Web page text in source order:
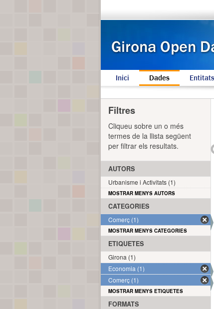
Inici Dades
Filtres
Cliqueu sobre un o més
termes de la llista següent
per filtrar els resultats.
AUTORS
Urbanisme i Activitats (1)
MOSTRAR MENYS AUTORS
CATEGORIES
Comerç (1)
MOSTRAR MENYS CATEGORIES
ETIQUETES
Girona (1)
Economia (1)
Comerç (1)
MOSTRAR MENYS ETIQUETES
FORMATS